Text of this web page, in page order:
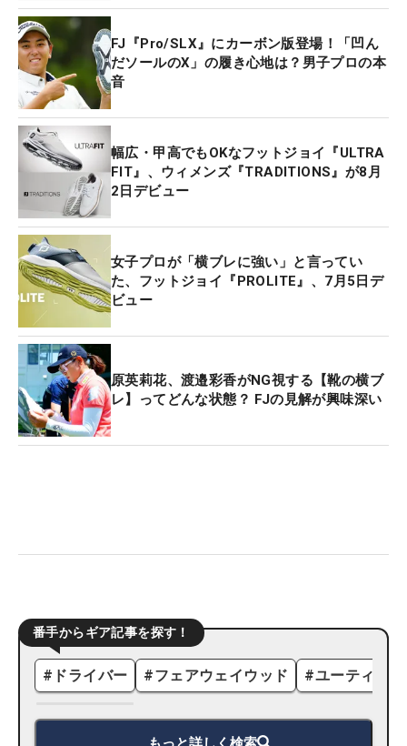
FJ『Pro/SLX』にカーボン版登場！「凹ん
だソールのX」の履き心地は？男子プロの本
音
幅広・甲高でもOKなフットジョイ『ULTRA
FIT』、ウィメンズ『TRADITIONS』が8月
2日デビュー
女子プロが「横ブレに強い」と言ってい
た、フットジョイ『PROLITE』、7月5日デ
ビュー
原英莉花、渡邉彩香がNG視する【靴の横ブ
レ】ってどんな状態？ FJの見解が興味深い
番手からギア記事を探す！
# ドライバー #フェアウェイウッド #ユーティリ
もっと詳しく検索